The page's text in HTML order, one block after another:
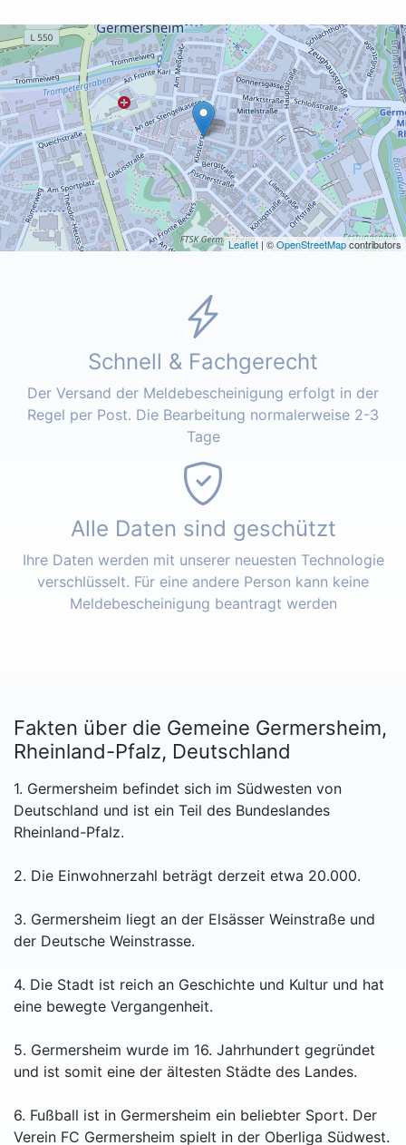
Leaflet | ©OpenStreetMapcontributors
Schnell & Fachgerecht
Der Versand der Meldebescheinigung erfolgt in der
Regel per Post. Die Bearbeitung normalerweise 2-3
Tage
Alle Daten sind geschützt
Ihre Daten werden mit unserer neuesten Technologie
verschlüsselt. Für eine andere Person kann keine
Meldebescheinigung beantragt werden
Fakten über die Gemeine Germersheim,
Rheinland-Pfalz, Deutschland
1. Germersheim befindet sich im Südwesten von
Deutschland und ist ein Teil des Bundeslandes
Rheinland-Pfalz.
2. Die Einwohnerzahl beträgt derzeit etwa 20.000.
3. Germersheim liegt an der Elsässer Weinstraße und
der Deutsche Weinstrasse.
4. Die Stadt ist reich an Geschichte und Kultur und hat
eine bewegte Vergangenheit.
5. Germersheim wurde im 16. Jahrhundert gegründet
und ist somit eine der ältesten Städte des Landes.
6. Fußball ist in Germersheim ein beliebter Sport. Der
Verein FC Germersheim spielt in der Oberliga Südwest.